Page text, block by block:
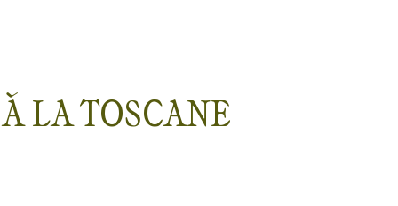
LA TOSCANE